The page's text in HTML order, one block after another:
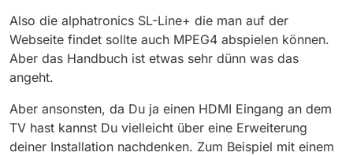
Also die alphatronics SL-Line+ die man auf der
Webseite findet sollte auch MPEG4 abspielen können.
Aber das Handbuch ist etwas sehr dünn was das
angeht.
Aber ansonsten, da Du ja einen HDMI Eingang an dem
TV hast kannst Du vielleicht über eine Erweiterung
deiner Installation nachdenken. Zum Beispiel mit einem